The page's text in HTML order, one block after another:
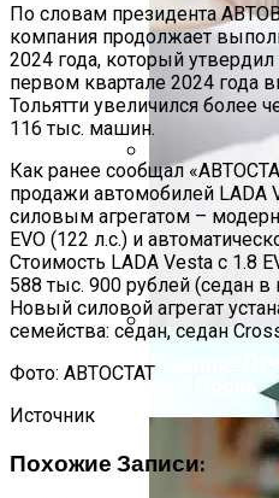
Способы
Сэндвич-
Лазерное
До И После
По словам президента
компания продолжает
2024 года, который
первом квартале 2024 года
Тольятти увеличился более
116 тыс. машин.
Как ранее сообщал
продажи автомобилей
силовым агрегатом –
EVO (122 л.с.) и
Стоимость LADA Vesta с 1.8
588 тыс. 900 рублей (седан
Новый силовой агрегат
семейства: седан, седан
Фото: АВТОСТАТ
Источник
Похожие Записи: